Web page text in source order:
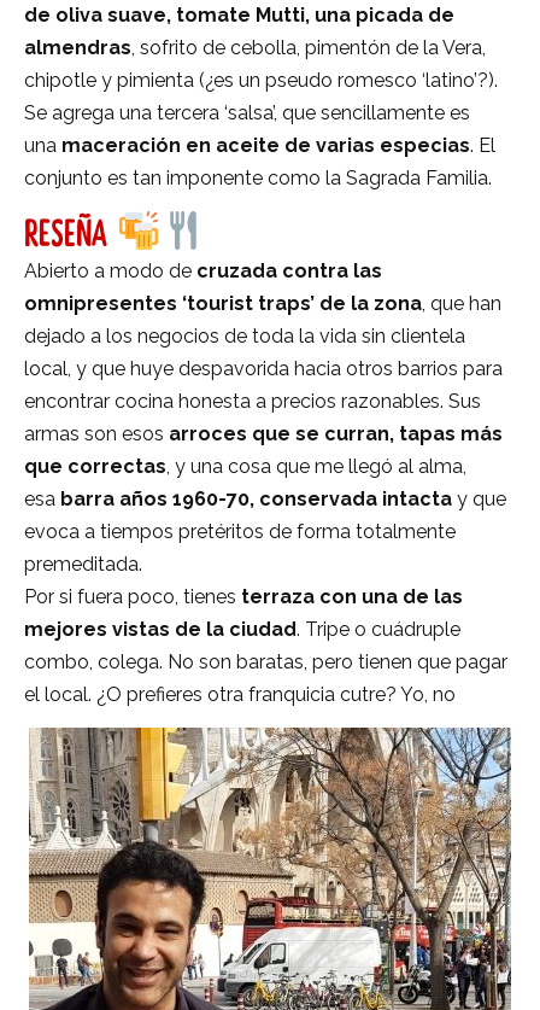
de oliva suave, tomate Mutti, una picada de
almendras, sofrito de cebolla, pimentón de la Vera,
chipotle y pimienta (¿es un pseudo romesco ‘latino’?).
Se agrega una tercera ‘salsa’, que sencillamente es
una maceración en aceite de varias especias. El
conjunto es tan imponente como la Sagrada Familia.
RESEÑA
Abierto a modo de cruzada contra las
omnipresentes ‘tourist traps’ de la zona, que han
dejado a los negocios de toda la vida sin clientela
local, y que huye despavorida hacia otros barrios para
encontrar cocina honesta a precios razonables. Sus
armas son esos arroces que se curran, tapas más
que correctas, y una cosa que me llegó al alma,
esa barra años 1960-70, conservada intacta y que
evoca a tiempos pretéritos de forma totalmente
premeditada.
Por si fuera poco, tienes terraza con una de las
mejores vistas de la ciudad. Tripe o cuádruple
combo, colega. No son baratas, pero tienen que pagar
el local. ¿O prefieres otra franquicia cutre? Yo, no